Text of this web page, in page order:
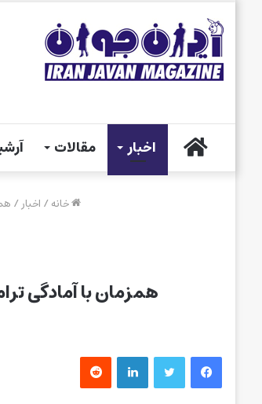
خانه اخبار مقالات
خانه/ اخبار/
همزمان با آمادگی
فیس بوک توییتر لینکدین‫رددیت